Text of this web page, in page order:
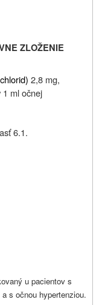
ZLOŽENIE
2,8 mg,
1 ml očnej
6.1.
u pacientov s
s očnou hypertenziou.